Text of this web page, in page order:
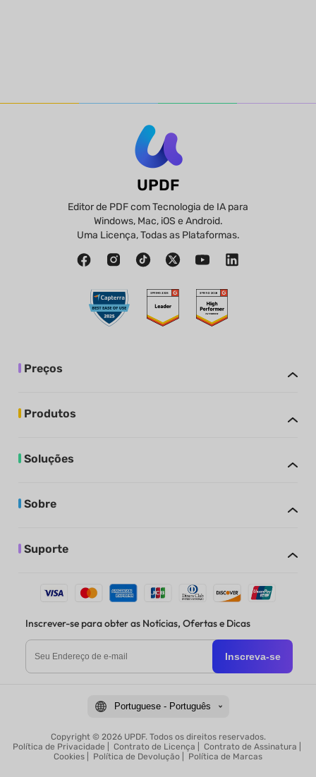
UPDF
Editor de PDF com Tecnologia de IA para
Windows, Mac, iOS e Android.
Uma Licença, Todas as Plataformas.
Preços
Produtos
Soluções
Sobre
Suporte
Inscrever-se para obter as Notícias, Ofertas e Dicas
Inscreva-se
Portuguese - Português
Copyright © 2026 UPDF. Todos os direitos reservados.
Política de Privacidade
Contrato de Licença Contrato de Assinatura
Cookies
Política de Devolução Política de Marcas